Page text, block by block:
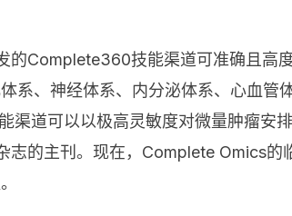
的Complete360技能渠道可准确且高
系、神经体系、内分泌体系、心血管
渠道可以以极高灵敏度对微量肿瘤安
志的主刊。现在，Complete Omics